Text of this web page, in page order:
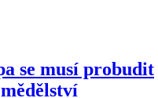
se musí probudit